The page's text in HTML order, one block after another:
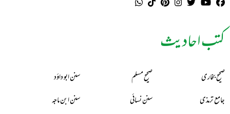
کتب احادیث
صحیح بخاری صحیح مسلم
سنن ابو داؤد
جامع ترمذی
سنن نسائی
سنن ابن ماجہ